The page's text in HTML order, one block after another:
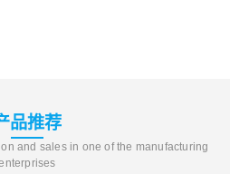
品推荐
and sales in one of the manufacturing